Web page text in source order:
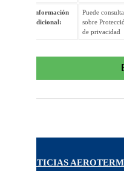
Información
adicional:
Puede
sobre
de privacidad
NOTICIAS